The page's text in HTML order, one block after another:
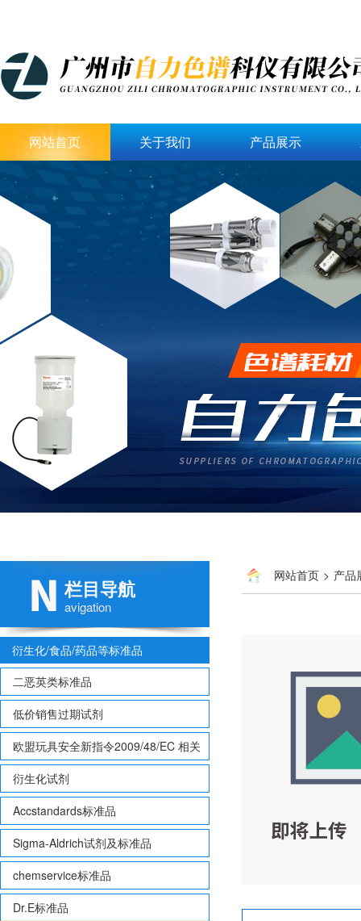
网站首页 关于我们 产品展示
栏目导航
avigation
衍生化/食品/药品等标准品
二恶英类标准品
低价销售过期试剂
欧盟玩具安全新指令2009/48/EC 相关
致敏性香味剂标准品
衍生化试剂
Accstandards标准品
Sigma-Aldrich试剂及标准品
chemservice标准品
Dr.E标准品
网站首页 > 产品